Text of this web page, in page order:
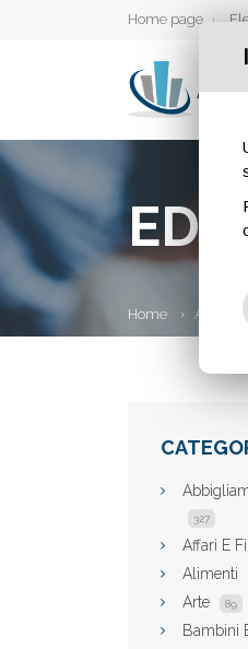
Home page
Home Aziende
327
Affari E
Alimenti
Arte 89
Bambini